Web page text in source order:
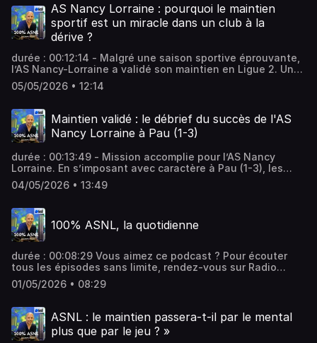
sans jamais être présent ? Vous aimez ce podcast ? Pour
écouter tous les épisodes sans limite, rendez-vous sur
Radio France
AS Nancy Lorraine : pourquoi le maintien
sportif est un miracle dans un club à la
dérive ?
durée : 00:12:14 - Malgré une saison sportive éprouvante,
l’AS Nancy-Lorraine a validé son maintien en Ligue 2. Une
performance loin d'être anodine : entre instabilité
décisionnelle et coulisses électriques, les joueurs et le
vue, sans véritable capitaine. Vous aimez ce podcast ?
Pour écouter tous les épisodes sans limite, rendez-vous
sur Radio France
05/05/2026 • 12:14
Maintien validé : le débrief du succès de l'AS
Nancy Lorraine à Pau (1-3)
durée : 00:13:49 - Mission accomplie pour l’AS Nancy
Lorraine. En s’imposant avec caractère à Pau (1-3), les
Nancéiens ont officiellement validé leur maintien en
Ligue 2. Un succès libérateur qui permet d’éviter une
sur ce succès libérateur dans 100% ASNL. Vous aimez ce
podcast ? Pour écouter tous les épisodes sans limite,
rendez-vous sur Radio France
04/05/2026 • 13:49
100% ASNL, la quotidienne
durée : 00:08:29 Vous aimez ce podcast ? Pour écouter
tous les épisodes sans limite, rendez-vous sur Radio
France
01/05/2026 • 08:29
ASNL : le maintien passera-t-il par le mental
plus que par le jeu ? »